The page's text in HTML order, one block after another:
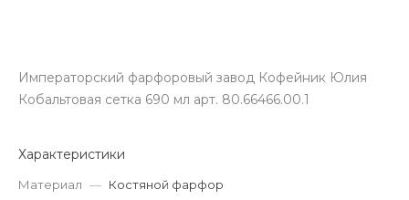
Императорский фарфоровый завод Кофейник Юлия
Кобальтовая сетка 690 мл арт. 80.66466.00.1
Характеристики
Материал — Костяной фарфор